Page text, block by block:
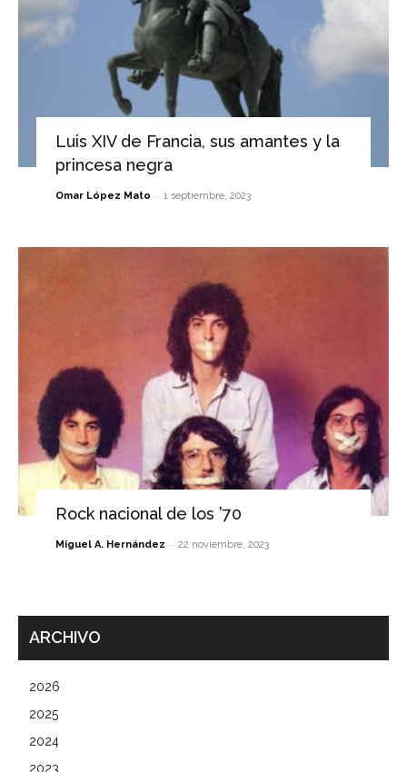
Luis XIV de Francia, sus amantes y la
princesa negra
Omar López Mato - 1 septiembre, 2023
Rock nacional de los ’70
Miguel A. Hernández - 22 noviembre, 2023
ARCHIVO
2026
2025
2024
2023